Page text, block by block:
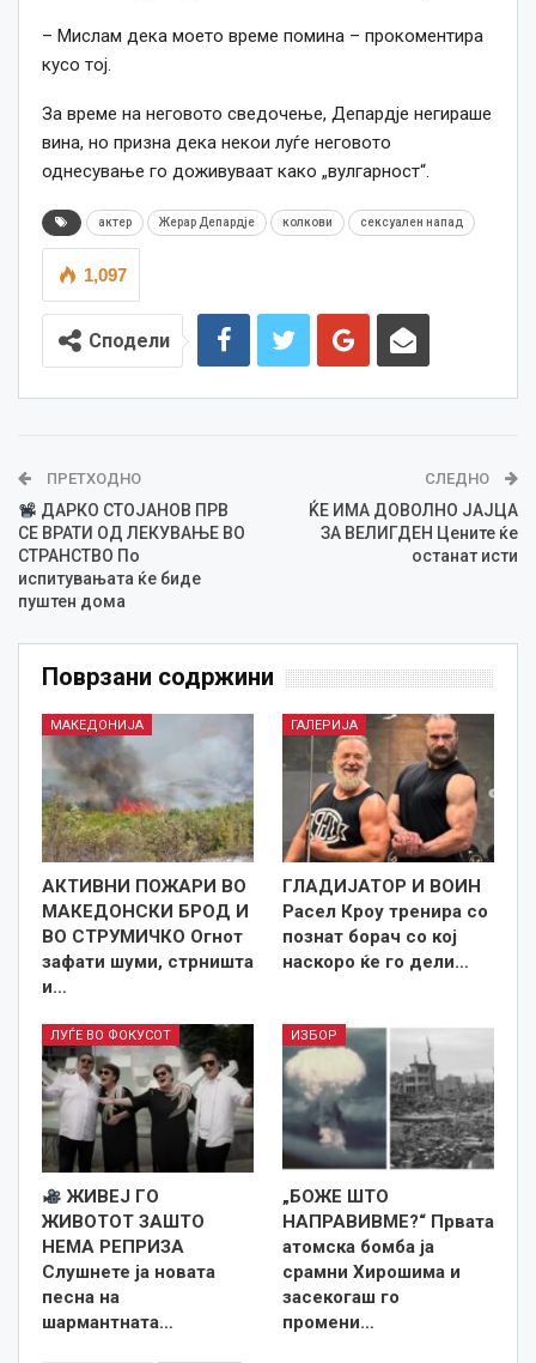
– Мислам дека моето време помина – прокоментира
кусо тој.
За време на неговото сведочење, Депардје негираше
вина, но призна дека некои луѓе неговото
однесување го доживуваат како „вулгарност“.
актер Жерар Депардје колкови сексуален напад
1,097
Сподели
ПРЕТХОДНО
ДАРКО СТОЈАНОВ ПРВ
СЕ ВРАТИ ОД ЛЕКУВАЊЕ ВО
СТРАНСТВО По
испитувањата ќе биде
пуштен дома
СЛЕДНО
ЌЕ ИМА ДОВОЛНО ЈАЈЦА
ЗА ВЕЛИГДЕН Цените ќе
останат исти
Поврзани содржини
МАКЕДОНИЈА
АКТИВНИ ПОЖАРИ ВО
МАКЕДОНСКИ БРОД И
ВО СТРУМИЧКО Огнот
зафати шуми, стрништа
и…
ГАЛЕРИЈА
ГЛАДИЈАТОР И ВОИН
Расел Кроу тренира со
познат борач со кој
наскоро ќе го дели…
ЛУЃЕ ВО ФОКУСОТ
ЖИВЕЈ ГО
ЖИВОТОТ ЗАШТО
НЕМА РЕПРИЗА
Слушнете ја новата
песна на
шармантната…
ИЗБОР
„БОЖЕ ШТО
НАПРАВИВМЕ?“ Првата
атомска бомба ја
срамни Хирошима и
засекогаш го
промени…